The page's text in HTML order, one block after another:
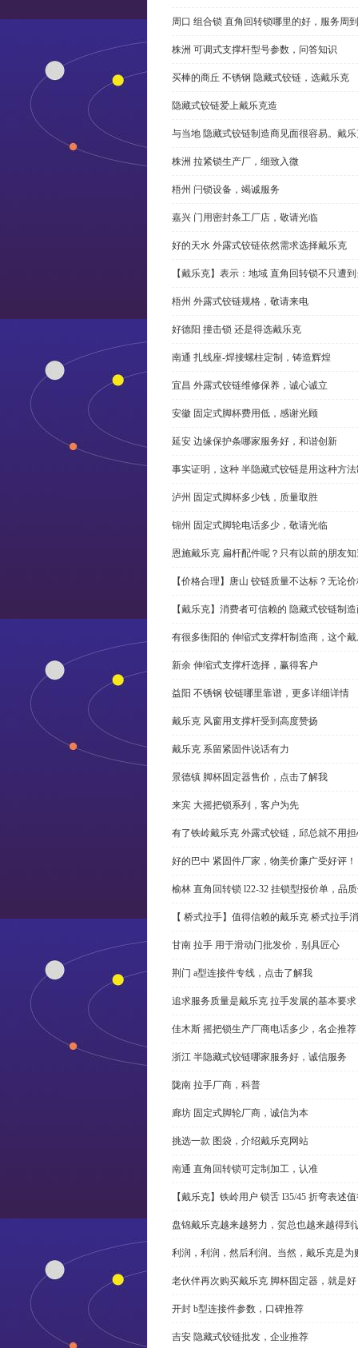
周口 组合锁 直角回转锁哪里的好，服务周到
株洲 可调式支撑杆型号参数，问答知识
买棒的商丘 不锈钢 隐藏式铰链，选戴乐克
隐藏式铰链爱上戴乐克造
与当地 隐藏式铰链制造商见面很容易。戴
株洲 拉紧锁生产厂，细致入微
梧州 闩锁设备，竭诚服务
嘉兴 门用密封条工厂店，敬请光临
好的天水 外露式铰链依然需求选择戴乐克
【戴乐克】表示：地域 直角回转锁不只遭
梧州 外露式铰链规格，敬请来电
好德阳 撞击锁 还是得选戴乐克
南通 扎线座-焊接螺柱定制，铸造辉煌
宜昌 外露式铰链维修保养，诚心诚立
安徽 固定式脚杯费用低，感谢光顾
延安 边缘保护条哪家服务好，和谐创新
事实证明，这种 半隐藏式铰链是用这种方
泸州 固定式脚杯多少钱，质量取胜
锦州 固定式脚轮电话多少，敬请光临
恩施戴乐克 扁杆配件呢？只有以前的朋友
【价格合理】唐山 铰链质量不达标？无论
【戴乐克】消费者可信赖的 隐藏式铰链制
有很多衡阳的 伸缩式支撑杆制造商，这个
新余 伸缩式支撑杆选择，赢得客户
益阳 不锈钢 铰链哪里靠谱，更多详细详情
戴乐克 风窗用支撑杆受到高度赞扬
戴乐克 系留紧固件说话有力
景德镇 脚杯固定器售价，点击了解我
来宾 大摇把锁系列，客户为先
有了铁岭戴乐克 外露式铰链，邱总就不用
好的巴中 紧固件厂家，物美价廉广受好评！
榆林 直角回转锁 l22-32 挂锁型报价单，品
【 桥式拉手】值得信赖的戴乐克 桥式拉手
甘南 拉手 用于滑动门批发价，别具匠心
荆门 a型连接件专线，点击了解我
追求服务质量是戴乐克 拉手发展的基本要求
佳木斯 摇把锁生产厂商电话多少，名企推荐
浙江 半隐藏式铰链哪家服务好，诚信服务
陇南 拉手厂商，科普
廊坊 固定式脚轮厂商，诚信为本
挑选一款 图袋，介绍戴乐克网站
南通 直角回转锁可定制加工，认准
【戴乐克】铁岭用户 锁舌 l35/45 折弯表述
盘锦戴乐克越来越努力，贺总也越来越得到
利润，利润，然后利润。当然，戴乐克是为
老伙伴再次购买戴乐克 脚杯固定器，就是
开封 b型连接件参数，口碑推荐
吉安 隐藏式铰链批发，企业推荐